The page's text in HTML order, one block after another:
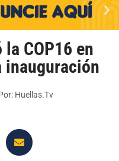
COP16 en
inauguración
Huellas.Tv